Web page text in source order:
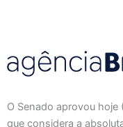
O Senado aprovou
que considera a